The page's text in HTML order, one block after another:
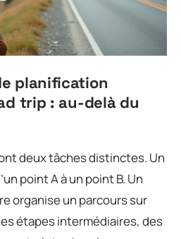
planification
trip : au-delà du
deux tâches distinctes. Un
point A à un point B. Un
organise un parcours sur
étapes intermédiaires, des